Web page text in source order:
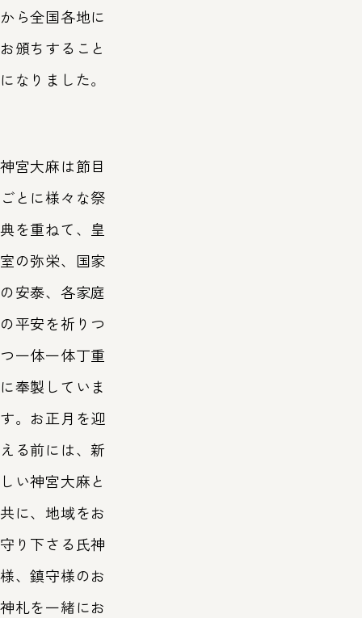
から全国各地に
お頒ちすること
になりました。
神宮大麻は節目
ごとに様々な祭
典を重ねて、皇
室の弥栄、国家
の安泰、各家庭
の平安を祈りつ
つ一体一体丁重
に奉製していま
す。お正月を迎
える前には、新
しい神宮大麻と
共に、地域をお
守り下さる氏神
様、鎮守様のお
神札を一緒にお